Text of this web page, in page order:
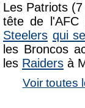
Les Patriots
tête de l'AFC
Steelers qui
les Broncos
les Raiders à
Voir toutes